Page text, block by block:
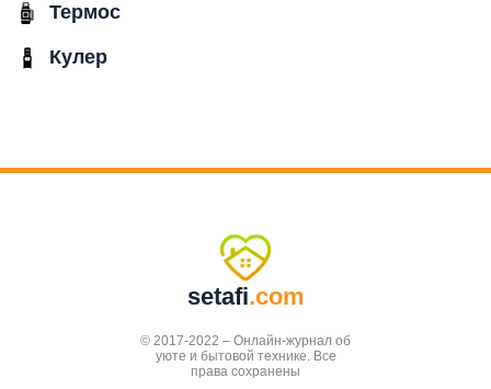
Термос
Кулер
setafi.com
© 2017-2022 – Онлайн-журнал об
уюте и бытовой технике. Все
права сохранены